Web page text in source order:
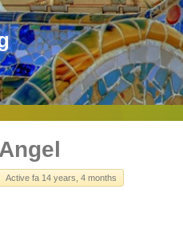
Angel
Active fa 14 years, 4 months